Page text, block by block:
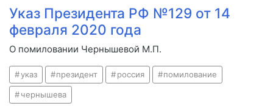
Указ Президента РФ №129 от 14
февраля 2020 года
О помиловании Чернышевой М.П.
указ президент россия помилование
чернышева